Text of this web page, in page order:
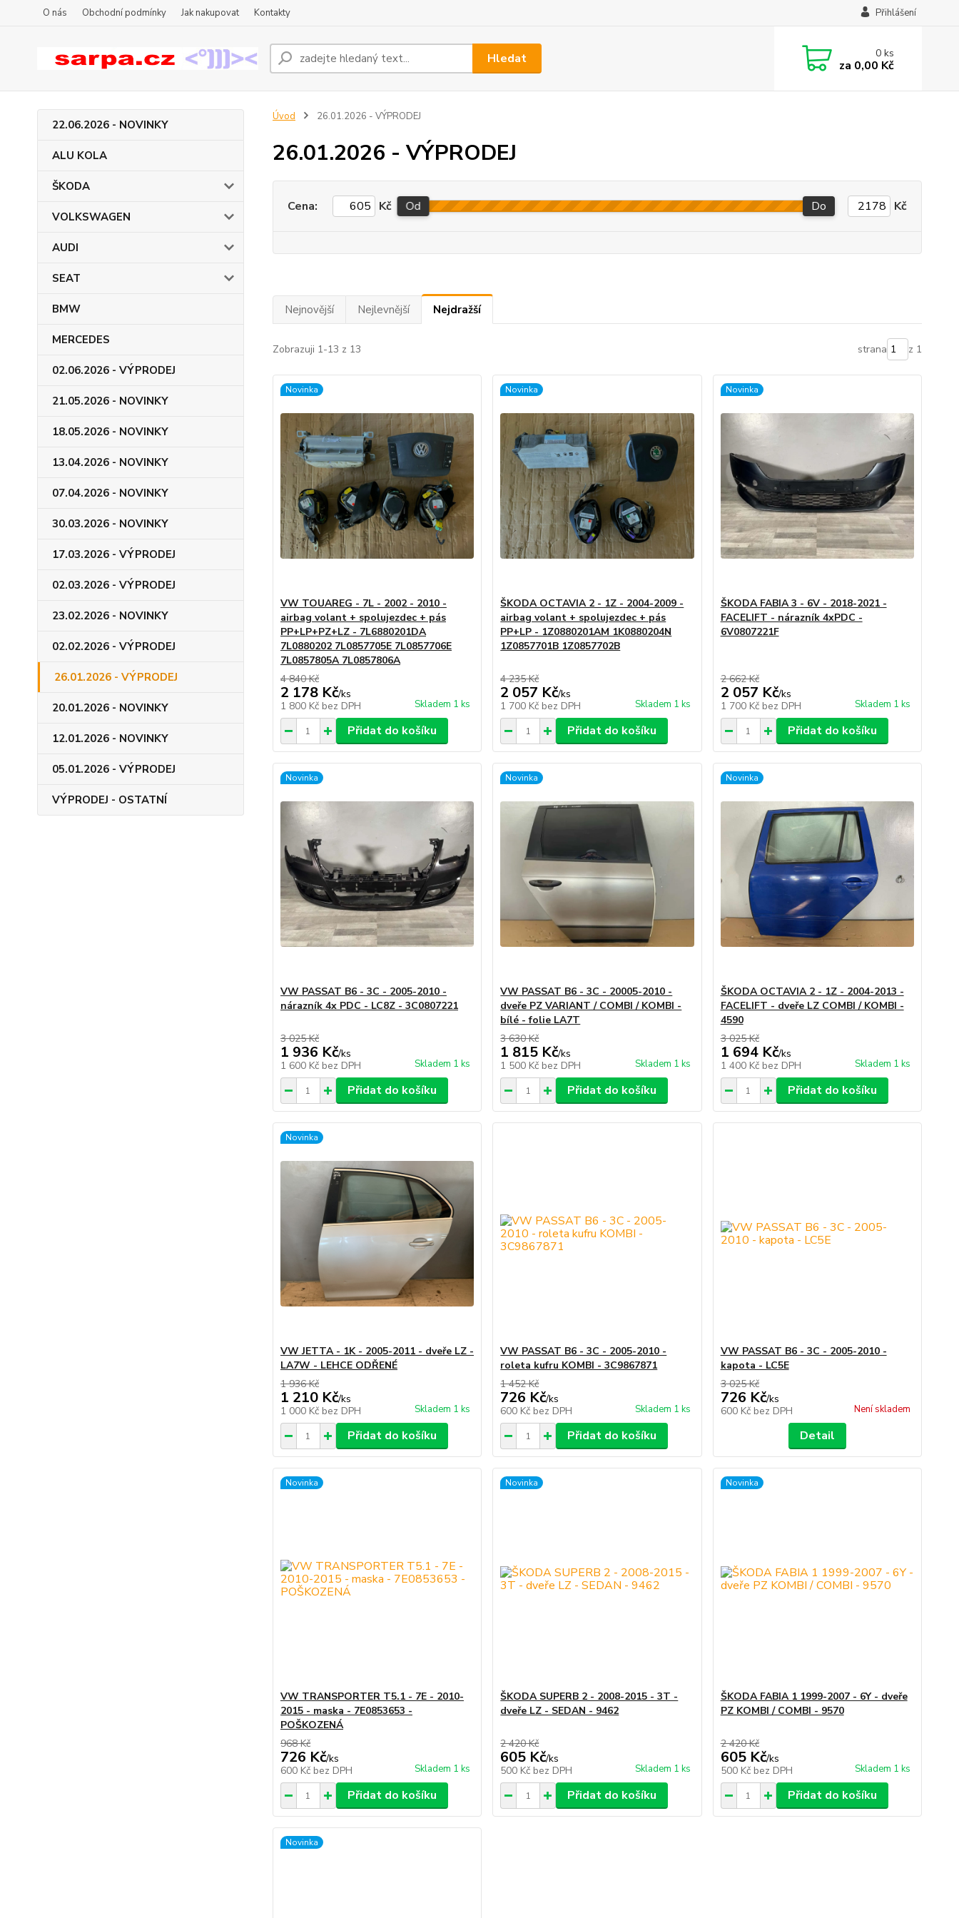
O nás Obchodní podmínky Jak nakupovat Kontakty Přihlášení
Hledat 0ks
za 0,00 Kč
22.06.2026 - NOVINKY
ALU KOLA
ŠKODA
VOLKSWAGEN
AUDI
SEAT
BMW
MERCEDES
02.06.2026 - VÝPRODEJ
21.05.2026 - NOVINKY
18.05.2026 - NOVINKY
13.04.2026 - NOVINKY
07.04.2026 - NOVINKY
30.03.2026 - NOVINKY
17.03.2026 - VÝPRODEJ
02.03.2026 - VÝPRODEJ
23.02.2026 - NOVINKY
02.02.2026 - VÝPRODEJ
26.01.2026 - VÝPRODEJ
20.01.2026 - NOVINKY
12.01.2026 - NOVINKY
05.01.2026 - VÝPRODEJ
VÝPRODEJ - OSTATNÍ
Úvod 26.01.2026 - VÝPRODEJ
26.01.2026 - VÝPRODEJ
Cena: Kč Od Do Kč
Nejnovější Nejlevnější Nejdražší
Zobrazuji 1-13 z 13 strana z 1
Novinka
VW TOUAREG - 7L - 2002 - 2010 -
airbag volant + spolujezdec + pás
PP+LP+PZ+LZ - 7L6880201DA
7L0880202 7L0857705E 7L0857706E
7L0857805A 7L0857806A
4 840 Kč
2 178 Kč/ks
1 800 Kč bez DPH Skladem 1 ks
Přidat do košíku
Novinka
ŠKODA OCTAVIA 2 - 1Z - 2004-2009 -
airbag volant + spolujezdec + pás
PP+LP - 1Z0880201AM 1K0880204N
1Z0857701B 1Z0857702B
4 235 Kč
2 057 Kč/ks
1 700 Kč bez DPH Skladem 1 ks
Přidat do košíku
Novinka
ŠKODA FABIA 3 - 6V - 2018-2021 -
FACELIFT - nárazník 4xPDC -
6V0807221F
2 662 Kč
2 057 Kč/ks
1 700 Kč bez DPH Skladem 1 ks
Přidat do košíku
Novinka
VW PASSAT B6 - 3C - 2005-2010 -
nárazník 4x PDC - LC8Z - 3C0807221
3 025 Kč
1 936 Kč/ks
1 600 Kč bez DPH Skladem 1 ks
Přidat do košíku
Novinka
VW PASSAT B6 - 3C - 20005-2010 -
dveře PZ VARIANT / COMBI / KOMBI -
bílé - folie LA7T
3 630 Kč
1 815 Kč/ks
1 500 Kč bez DPH Skladem 1 ks
Přidat do košíku
Novinka
ŠKODA OCTAVIA 2 - 1Z - 2004-2013 -
FACELIFT - dveře LZ COMBI / KOMBI -
4590
3 025 Kč
1 694 Kč/ks
1 400 Kč bez DPH Skladem 1 ks
Přidat do košíku
Novinka
VW JETTA - 1K - 2005-2011 - dveře LZ -
LA7W - LEHCE ODŘENÉ
1 936 Kč
1 210 Kč/ks
1 000 Kč bez DPH Skladem 1 ks
Přidat do košíku
VW PASSAT B6 - 3C - 2005-2010 -
roleta kufru KOMBI - 3C9867871
1 452 Kč
726 Kč/ks
600 Kč bez DPH Skladem 1 ks
Přidat do košíku
VW PASSAT B6 - 3C - 2005-2010 -
kapota - LC5E
3 025 Kč
726 Kč/ks
600 Kč bez DPH Není skladem
Detail
Novinka
VW TRANSPORTER T5.1 - 7E - 2010-
2015 - maska - 7E0853653 -
POŠKOZENÁ
968 Kč
726 Kč/ks
600 Kč bez DPH Skladem 1 ks
Přidat do košíku
Novinka
ŠKODA SUPERB 2 - 2008-2015 - 3T -
dveře LZ - SEDAN - 9462
2 420 Kč
605 Kč/ks
500 Kč bez DPH Skladem 1 ks
Přidat do košíku
Novinka
ŠKODA FABIA 1 1999-2007 - 6Y - dveře
PZ KOMBI / COMBI - 9570
2 420 Kč
605 Kč/ks
500 Kč bez DPH Skladem 1 ks
Přidat do košíku
Novinka